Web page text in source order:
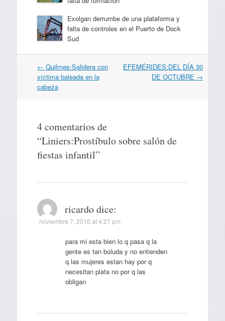
Exolgan derrumbe de una plataforma y
falta de controles en el Puerto de Dock
Sud
Navegación
por
artículos
← Quilmes:Salidera con
víctima baleada en la
cabeza
EFEMÉRIDES:DEL DÍA 30
DE OCTUBRE →
4 comentarios de
“Liniers:Prostíbulo sobre salón de
fiestas infantil”
ricardo dice:
noviembre 7, 2010 at 4:27 pm
para mi esta bien lo q pasa q la
gente es tan boluda y no entienden
q las mujeres estan hay por q
necesitan plata no por q las
obligan